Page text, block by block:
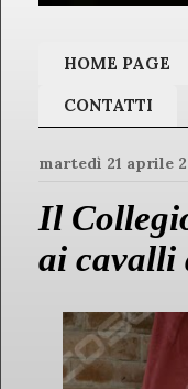
HOME PAGE
CONTATTI
martedì 21 aprile
Il
ai cavalli